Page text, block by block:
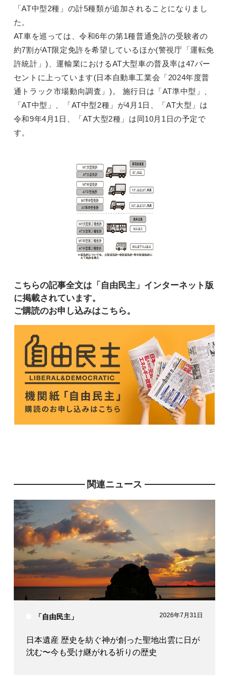
「AT中型2種」の計5種類が追加されることになりまし
た。
AT車を巡っては、令和6年の第1種普通免許の受験者の
約7割がAT限定免許を希望しているほか(警視庁「運転免
許統計」)、運輸業におけるAT大型車の普及率は47パー
セントに上っています(日本自動車工業会「2024年度普
通トラック市場動向調査」)。 施行日は「AT準中型」、
「AT中型」、「AT中型2種」が4月1日、「AT大型」は
令和9年4月1日、「AT大型2種」は同10月1日の予定で
す。
こちらの記事全文は「自由民主」インターネット版
に掲載されています。
ご購読のお申し込みはこちら。
関連ニュース
「自由民主」 2026年7月31日
日本遺産 歴史を紡ぐ神が創った聖地出雲に日が
沈む〜今も受け継がれる祈りの歴史